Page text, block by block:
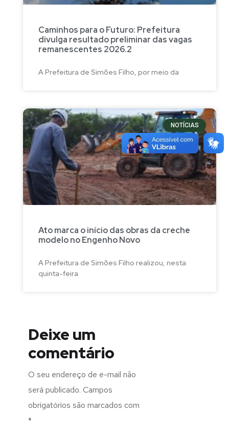
Caminhos para o Futuro: Prefeitura
divulga resultado preliminar das vagas
remanescentes 2026.2
A Prefeitura de Simões Filho, por meio da
NOTÍCIAS
Ato marca o início das obras da creche
modelo no Engenho Novo
A Prefeitura de Simões Filho realizou, nesta
quinta-feira
Deixe um
comentário
O seu endereço de e-mail não
será publicado. Campos
obrigatórios são marcados com
*